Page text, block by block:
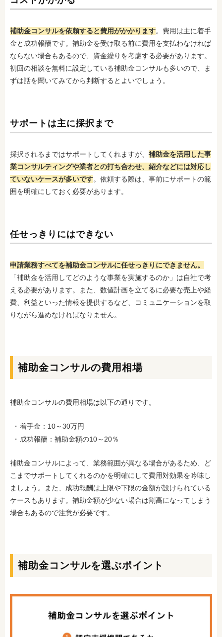
補助金コンサルを依頼すると費用がかかります。費用は主に着手
金と成功報酬です。補助金を受け取る前に費用を支払わなければ
ならない場合もあるので、資金繰りを考慮する必要があります。
初回の相談を無料に設定している補助金コンサルも多いので、ま
ずは話を聞いてみてから判断するとよいでしょう。
サポートは主に採択まで
採択されるまではサポートしてくれますが、 補助金を活用した事
業コンサルティングや業者との打ち合わせ、紹介などには対応し
ていないケースが多いです。依頼する際は、事前にサポートの範
囲を明確にしておく必要があります。
任せっきりにはできない
申請業務すべてを補助金コンサルに任せっきりにできません。
「補助金を活用してどのような事業を実施するのか」は自社で考
える必要があります。また、数値計画を立てるに必要な売上や経
費、利益といった情報を提供するなど、コミュニケーションを取
りながら進めなければなりません。
補助金コンサルの費用相場
補助金コンサルの費用相場は以下の通りです。
着手金：10～30万円
成功報酬：補助金額の10～20％
補助金コンサルによって、業務範囲が異なる場合があるため、ど
こまでサポートしてくれるのかを明確にして費用対効果を吟味し
ましょう。また、成功報酬は上限や下限の金額が設けられている
ケースもあります。補助金額が少ない場合は割高になってしまう
場合もあるので注意が必要です。
補助金コンサルを選ぶポイント